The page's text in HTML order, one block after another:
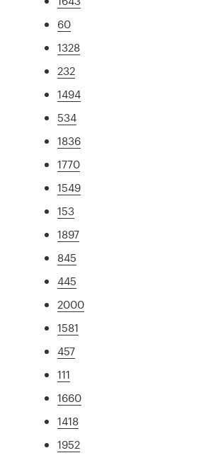
60
1328
232
1494
534
1836
1770
1549
153
1897
845
445
2000
1581
457
111
1660
1418
1952